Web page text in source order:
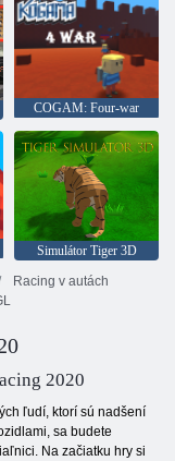
COGAM: Four-war
Simulátor Tiger 3D
Racing v autách
2020
ľudí, ktorí sú nadšení
sa budete
Na začiatku hry si